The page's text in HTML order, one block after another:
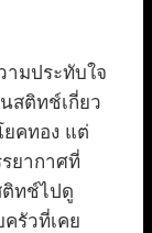
ามประทับใจ
สติทช์เกี่ยว
ยคทอง แต่
ยากาศที่
ติทช์ไปดู
รัวที่เคย